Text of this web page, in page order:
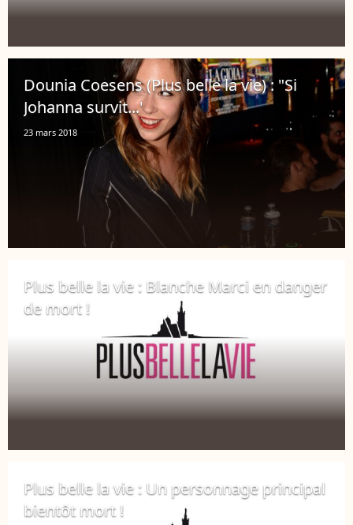
Dounia Coesens (Plus belle la vie) : "Si
Johanna survit...'
23 mars 2018
Plus belle la vie : Blanche Marci en danger
de mort !
Plus belle la vie : Un personnage principal
bientôt mort !